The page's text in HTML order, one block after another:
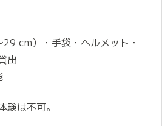
cm）・手袋・ヘルメット・
出
は不可。